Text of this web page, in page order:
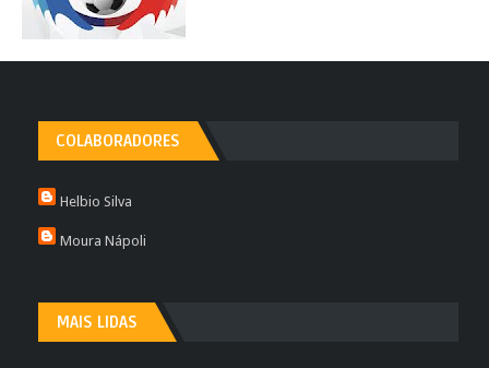
COLABORADORES
Helbio Silva
Moura Nápoli
MAIS LIDAS